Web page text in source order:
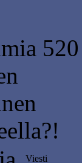
520
Viesti